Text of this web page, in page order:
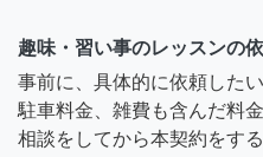
趣味・習い事のレッスンの
事前に、具体的に依頼した
駐車料金、雑費も含んだ料
相談をしてから本契約をす